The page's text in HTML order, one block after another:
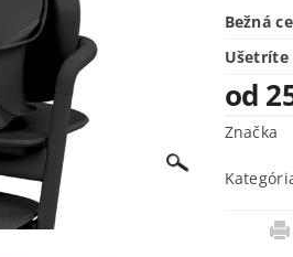
Bežná
Ušetríte
od
Značka